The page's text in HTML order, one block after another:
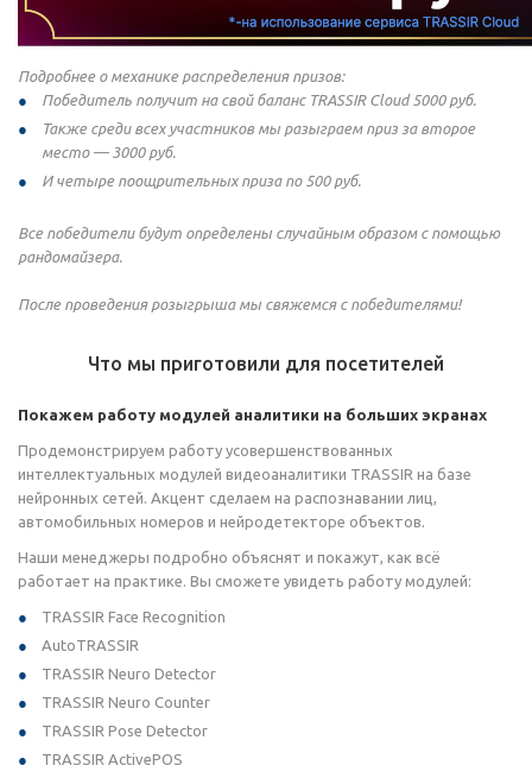
Подробнее о механике распределения призов:
Победитель получит на свой баланс TRASSIR Cloud 5000 руб.
Также среди всех участников мы разыграем приз за второе
место — 3000 руб.
И четыре поощрительных приза по 500 руб.
Все победители будут определены случайным образом с помощью
рандомайзера.
После проведения розыгрыша мы свяжемся с победителями!
Что мы приготовили для посетителей
Покажем работу модулей аналитики на больших экранах
Продемонстрируем работу усовершенствованных
интеллектуальных модулей видеоаналитики TRASSIR на базе
нейронных сетей. Акцент сделаем на распознавании лиц,
автомобильных номеров и нейродетекторе объектов.
Наши менеджеры подробно объяснят и покажут, как всё
работает на практике. Вы сможете увидеть работу модулей:
TRASSIR Face Recognition
AutoTRASSIR
TRASSIR Neuro Detector
TRASSIR Neuro Counter
TRASSIR Pose Detector
TRASSIR ActivePOS